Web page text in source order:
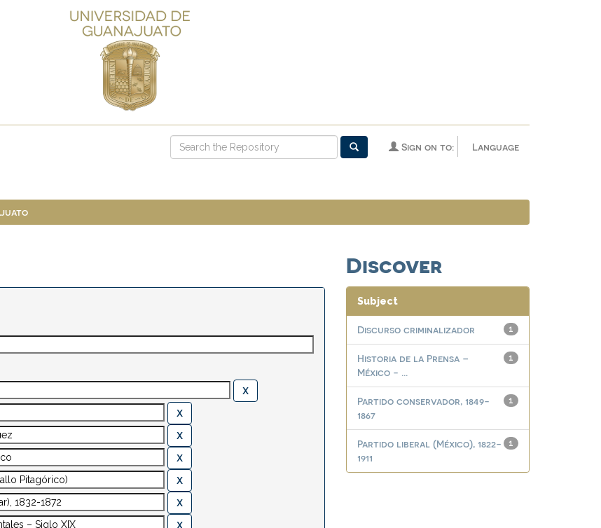
Language
Sign on to:
Discover
Subject
1
Discurso criminalizador
1
Historia de la Prensa –
México - ...
1
Partido conservador, 1849-
1867
1
Partido liberal (México), 1822-
1911